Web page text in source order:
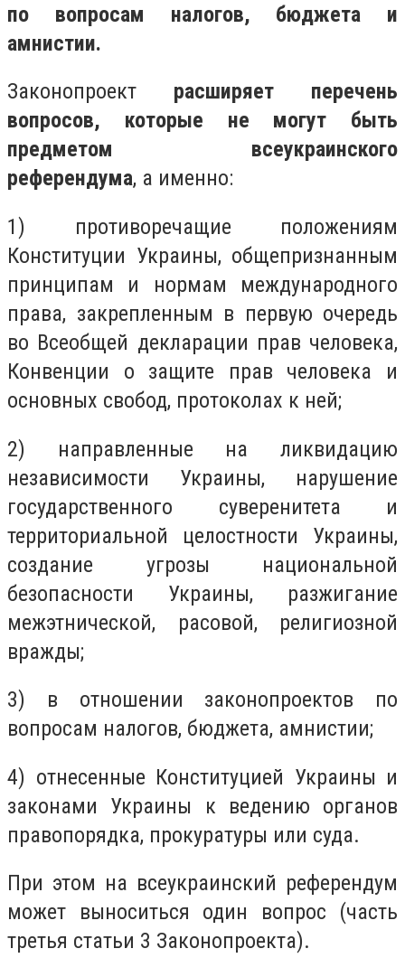
по вопросам налогов, бюджета и
амнистии.
Законопроект расширяет перечень
вопросов, которые не могут быть
предметом всеукраинского
референдума, а именно:
1) противоречащие положениям
Конституции Украины, общепризнанным
принципам и нормам международного
права, закрепленным в первую очередь
во Всеобщей декларации прав человека,
Конвенции о защите прав человека и
основных свобод, протоколах к ней;
2) направленные на ликвидацию
независимости Украины, нарушение
государственного суверенитета и
территориальной целостности Украины,
создание угрозы национальной
безопасности Украины, разжигание
межэтнической, расовой, религиозной
вражды;
3) в отношении законопроектов по
вопросам налогов, бюджета, амнистии;
4) отнесенные Конституцией Украины и
законами Украины к ведению органов
правопорядка, прокуратуры или суда.
При этом на всеукраинский референдум
может выноситься один вопрос (часть
третья статьи 3 Законопроекта).